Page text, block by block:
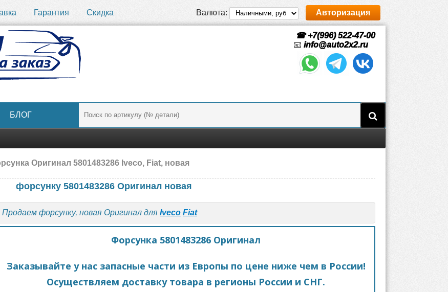
Гарантия Скидка Валюта: Авторизация
☎ +7(996) 522-47-00
📧 info@auto2x2.ru
БЛОГ
Оригинал 5801483286 Iveco, Fiat, новая
форсунку 5801483286 Оригинал новая
Продаем форсунку, новая Оригинал для Iveco Fiat
Форсунка 5801483286 Оригинал
Заказывайте у нас запасные части из Европы по цене ниже чем в России!
Осуществляем доставку товара в регионы России и СНГ.